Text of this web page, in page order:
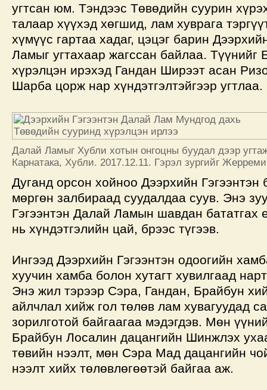
угтсан юм. Тэндээс Төвөдийн суурин
талаар хүүхэд хөгшид, лам хуврага
хүмүүс гартаа хадаг, цэцэг барин
Ламыг угтахаар жагссан байлаа. Түүнийг
хүрэлцэн ирэхэд Гандан Ширээт асан
Шарба цорж нар хүндэтгэлтэйгээр угтлаа.
Далай Ламыг Хубли хотын онгоцны буудал дээр
Карнатака, Хубли. 2017.12.11. Гэрэл зургийг
Дуганд орсон хойноо Дээрхийн Гэгээнтэн
мөргөн залбираад суудалдаа суув. Энэ
Гэгээнтэн Далай Ламын шавдан
нь хүндэтгэлийн цай, брээс түгээв.
Ингээд Дээрхийн Гэгээнтэн одоогийн
хуучин хамба болон хутагт хувилгаад
Энэ жил тэрээр Сэра, Гандан, Брайбун
айлчлал хийж гол төлөв лам хувагуудад
зорилготой байгаагаа мэдэгдэв. Мөн
Брайбун Лосалин дацангийн Шинжлэх
төвийн нээлт, мөн Сэра Мад дацангийн
нээлт хийх төлөвлөгөөтэй байгаа аж.